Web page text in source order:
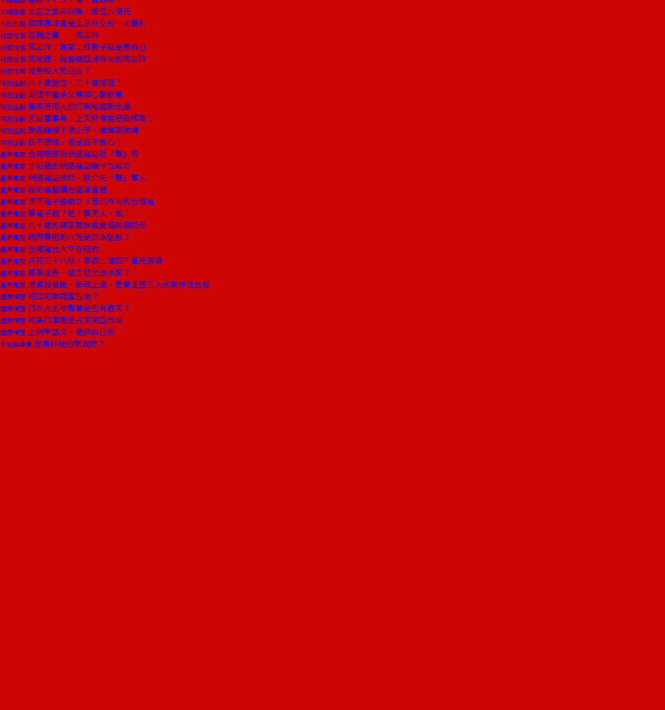
火線話題 太空之旅來回票，價值六億元
大陸焦點 兩韓高峰會是北京外交的一大勝利
封面故事 孤獨之鷹──馬志玲
封面故事 馬志玲：買第二棟房子就是害自己
封面故事 馬維建：我要做亞洲市場的馬志玲
封面故事 證券股大勢已去？
特別企劃 六十歲退位，三十歲接班！
特別企劃 葉鎮宇繼承父業卻心繫創業
特別企劃 賴燕芳用人脈打開裕國新出路
特別企劃 天揚董事長：上天好像要把我榨乾！
特別企劃 顏森輝接手燙山芋，蠟燭兩頭燒
特別企劃 我不戀棧，但是我不放心！
產業風雲 台灣廠商為網路電話壯「聲」勢
產業風雲 世紀通的網路電話機卡位成功
產業風雲 網路電話技術，創介先「聲」奪人
產業風雲 我的電腦講台語嘛會通
產業風雲 漢平電子要做ＤＪ音訊市場的台積電
產業風雲 養電子雞？遜！養男人，酷！
產業風雲 六十歲的蔣家媳婦要賣糖尿病奶粉
產業風雲 政府養肥的六輕是洪水猛獸？
產業風雲 台灣電台大亨在紐約
產業風雲 只花三十八秒，泰森二億四千萬元落袋
產業風雲 菁英證券一級主管坐流水席？
產業風雲 增資股賣壓、新政上路、產業重整三大因素絆住台股
國際視窗 可口可樂再度冒泡？
國際視窗 日本大型零售業是否有春天？
國際視窗 歐美日車廠搶占東南亞市場
國際視窗 上網學語文，老師自己挑
李宏麟專欄 反高科技的新政府？